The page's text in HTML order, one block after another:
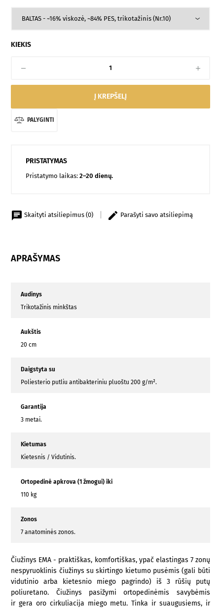
KIEKIS
Į KREPŠELĮ
PALYGINTI
PRISTATYMAS
Pristatymo laikas:2–20 dienų.
Skaityti atsiliepimus (0) Parašyti savo atsiliepimą
APRAŠYMAS
Audinys
Trikotažinis minkštas
Aukštis
20 cm
Daigstyta su
Poliesterio putliu antibakteriniu pluoštu 200 g/m².
Garantija
3 metai.
Kietumas
Kietesnis / Vidutinis.
Ortopedinė apkrova (1 žmogui) iki
110 kg
Zonos
7 anatominės zonos.
Čiužinys EMA - praktiškas, komfortiškas, ypač elastingas 7 zonų
nespyruoklinis čiužinys su skirtingo kietumo pusėmis (gali būti
vidutinio arba kietesnio miego pagrindo) iš 3 rūšių putų
poliuretano. Čiužinys pasižymi ortopedinėmis savybėmis
ir gera oro cirkuliacija miego metu. Tinka ir suaugusiems, ir